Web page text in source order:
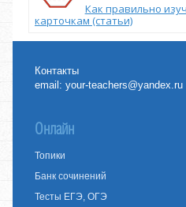
Как правильно
карточкам (статьи)
Контакты
email:your-teachers@yandex.ru
Онлайн
Топики
Банк сочинений
Тесты ЕГЭ, ОГЭ